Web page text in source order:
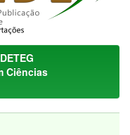
Ciências